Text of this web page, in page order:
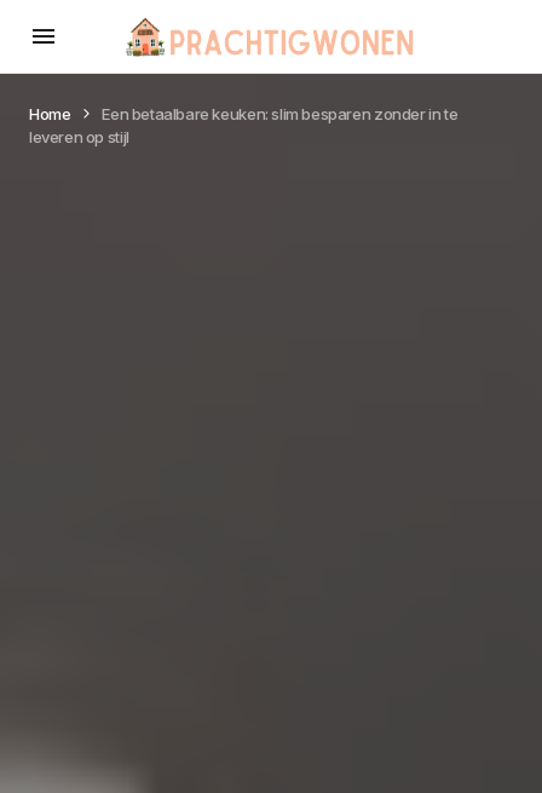
Home
Een betaalbare keuken: slim besparen zonder in te
leveren op stijl